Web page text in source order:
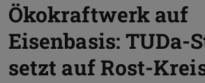
Ökokraftwerk auf
Eisenbasis: TUDa-
setzt auf Rost-